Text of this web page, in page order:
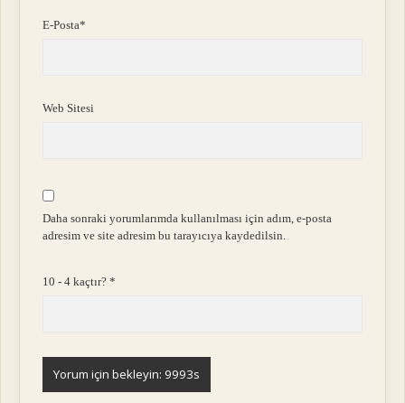
E-Posta*
Web Sitesi
Daha sonraki yorumlarımda kullanılması için adım, e-posta
adresim ve site adresim bu tarayıcıya kaydedilsin.
10 - 4 kaçtır?*